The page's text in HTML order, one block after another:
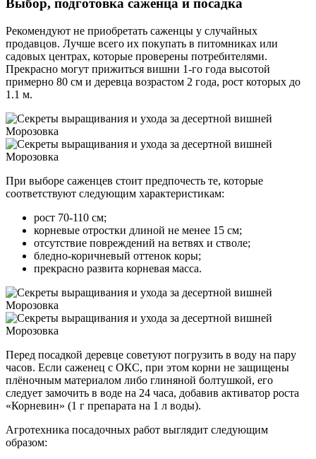
Выбор, подготовка саженца и посадка
Рекомендуют не приобретать саженцы у случайных
продавцов. Лучше всего их покупать в питомниках или
садовых центрах, которые проверены потребителями.
Прекрасно могут прижиться вишни 1-го года высотой
примерно 80 см и деревца возрастом 2 года, рост которых до
1.1 м.
При выборе саженцев стоит предпочесть те, которые
соответствуют следующим характеристикам:
рост 70-110 см;
корневые отростки длиной не менее 15 см;
отсутствие повреждений на ветвях и стволе;
бледно-коричневый оттенок коры;
прекрасно развита корневая масса.
Перед посадкой деревце советуют погрузить в воду на пару
часов. Если саженец с ОКС, при этом корни не защищены
плёночным материалом либо глиняной болтушкой, его
следует замочить в воде на 24 часа, добавив активатор роста
«Корневин» (1 г препарата на 1 л воды).
Агротехника посадочных работ выглядит следующим
образом: